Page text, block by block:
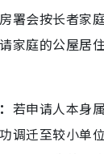
房署会按长者家
家庭的公屋居
若申请人本身
调迁至较小单位